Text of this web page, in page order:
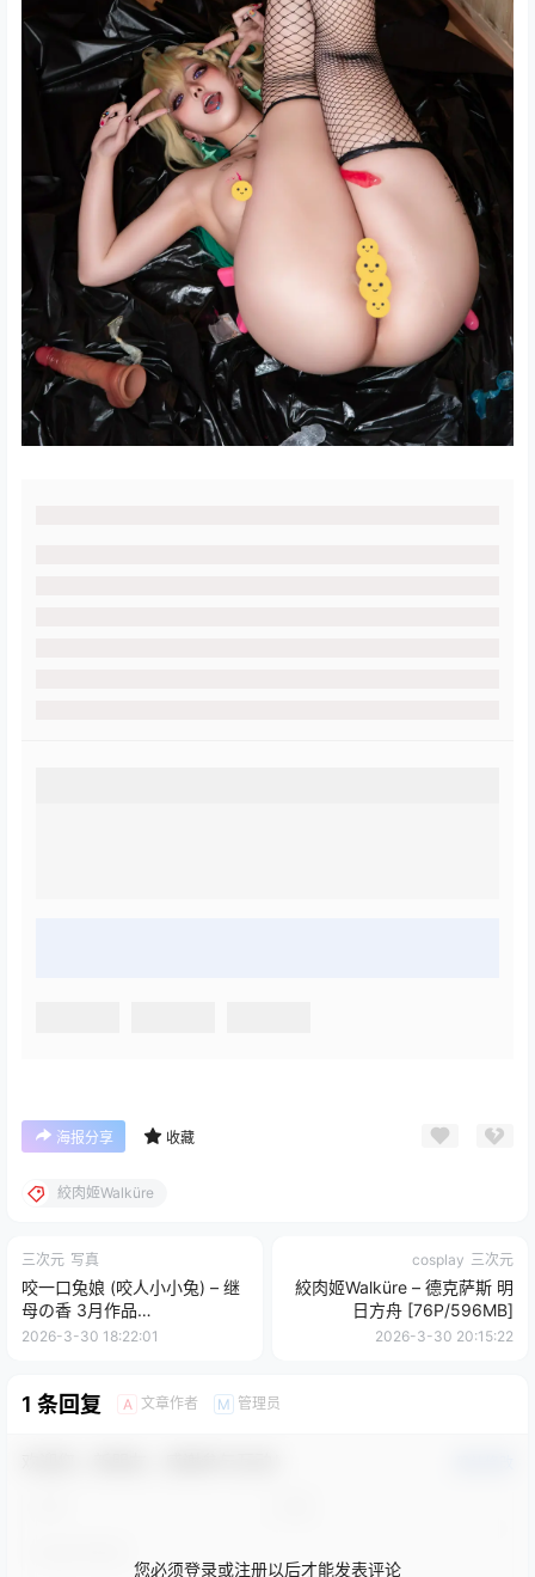
海报分享 收藏
絞肉姬Walküre
三次元 写真
咬一口兔娘 (咬人小小兔) – 继
母の香 3月作品
[143P+4V/2.48GB]
2026-3-30 18:22:01
cosplay 三次元
絞肉姬Walküre – 德克萨斯 明
日方舟 [76P/596MB]
2026-3-30 20:15:22
1 条回复 A 文章作者 M 管理员
您必须登录或注册以后才能发表评论